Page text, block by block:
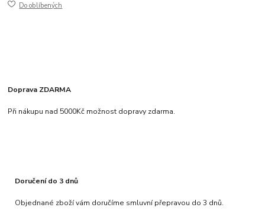
Do oblíbených
Doprava ZDARMA
Při nákupu nad 5000Kč možnost dopravy zdarma.
Doručení do 3 dnů
Objednané zboží vám doručíme smluvní přepravou do 3 dnů.